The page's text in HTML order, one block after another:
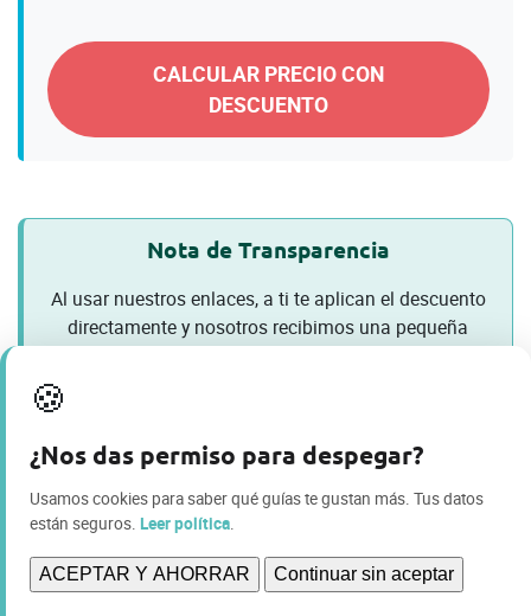
CALCULAR PRECIO CON
DESCUENTO
Nota de Transparencia
Al usar nuestros enlaces, a ti te aplican el descuento
directamente y nosotros recibimos una pequeña
guías gratuitas en Viajamos2. ¡Gracias por el apoyo!
ESCRITO POR: INMA Y ÁLEX DE VIAJAMOS2
🍪
¿Nos das permiso para despegar?
Usamos cookies para saber qué guías te gustan más. Tus datos
están seguros. Leer política.
ACEPTAR Y AHORRAR Continuar sin aceptar